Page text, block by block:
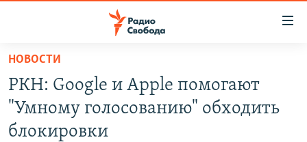
упрощенного
доступа
Вернуться
основному
ПОДКАСТЫ
АВТОРСКИЕ ПРОЕКТЫ
НОВОСТИ
РКН: Google и Apple помогают
"Умному голосованию" обходить
блокировки